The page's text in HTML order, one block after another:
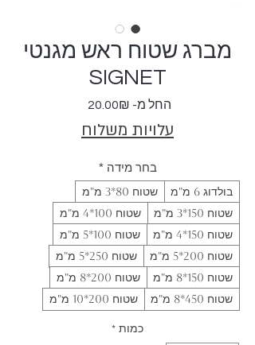
מברג שטוח ראש מגנטי
SIGNET
החל מ- 20.00₪
עלויות משלוח
בחר מידה *
בולדוג 6 מ"מ
שטוח 80*3 מ"מ
שטוח 150*3 מ"מ
שטוח 100*4 מ"מ
שטוח 150*4 מ"מ
שטוח 100*5 מ"מ
שטוח 200*5 מ"מ
שטוח 250*5 מ"מ
שטוח 150*8 מ"מ
שטוח 200*8 מ"מ
שטוח 450*8 מ"מ
שטוח 200*10 מ"מ
כמות *